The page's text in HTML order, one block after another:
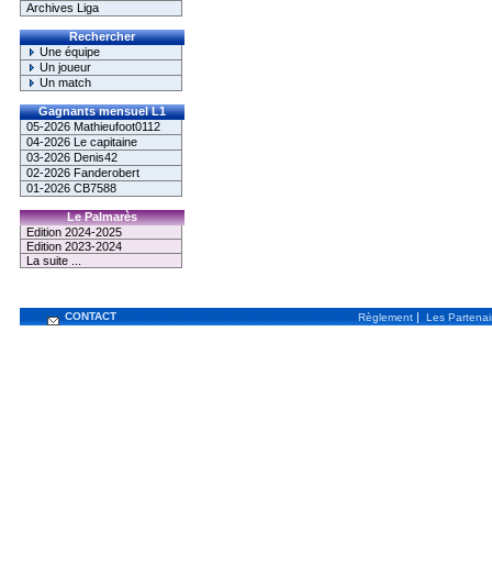
Archives Liga
Rechercher
Une équipe
Un joueur
Un match
Gagnants mensuel L1
05-2026 Mathieufoot0112
04-2026 Le capitaine
03-2026 Denis42
02-2026 Fanderobert
01-2026 CB7588
Le Palmarès
Edition 2024-2025
Edition 2023-2024
La suite ...
CONTACT Règlement | Les